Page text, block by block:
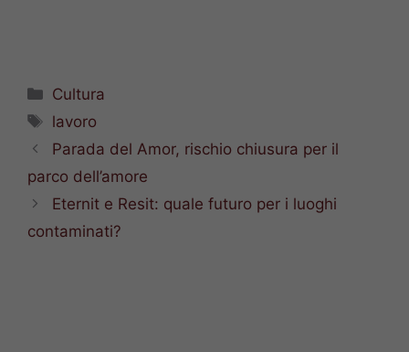
Categorie
Cultura
Tag
lavoro
Parada del Amor, rischio chiusura per il
parco dell’amore
Eternit e Resit: quale futuro per i luoghi
contaminati?